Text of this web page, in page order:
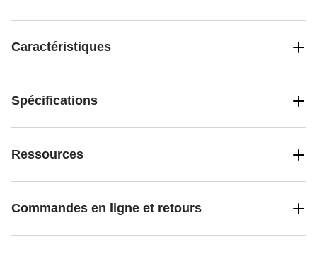
Caractéristiques
Spécifications
Ressources
Commandes en ligne et retours